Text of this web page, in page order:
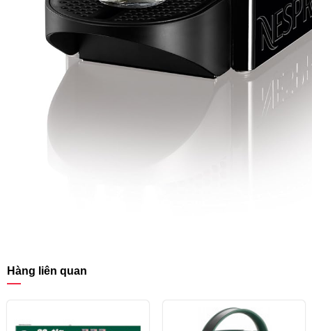
Hàng liên quan